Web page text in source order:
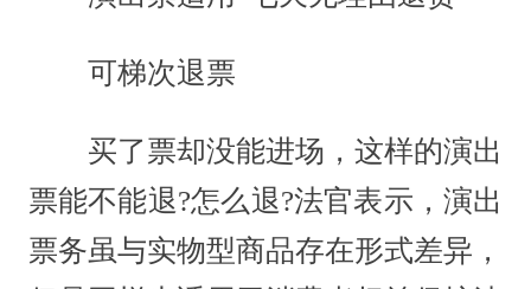
可梯次退票
买了票却没能进场，这样的演出
票能不能退?怎么退?法官表示，演出
票务虽与实物型商品存在形式差异，